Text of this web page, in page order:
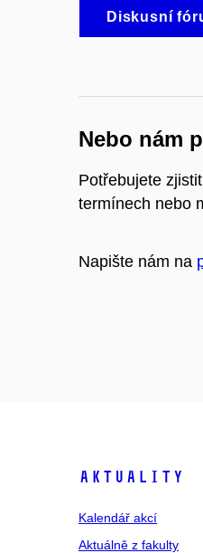
Diskusní
Nebo nám
Potřebujete
termínech nebo
Napište nám na
Aktuality
Kalendář akcí
Aktuálně z fakulty